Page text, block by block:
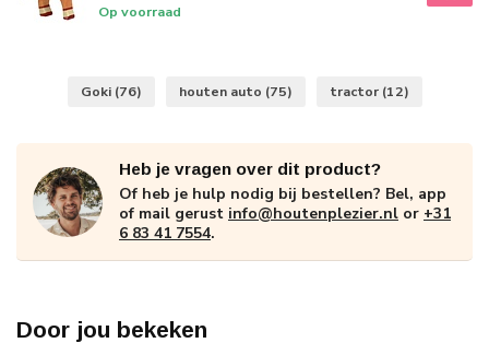
Op voorraad
Goki (76) houten auto (75) tractor (12)
Heb je vragen over dit product?
Of heb je hulp nodig bij bestellen? Bel, app
of mail gerust info@houtenplezier.nl or +31
6 83 41 7554.
Door jou bekeken